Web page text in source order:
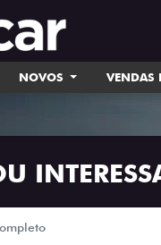
NOVOS VENDAS